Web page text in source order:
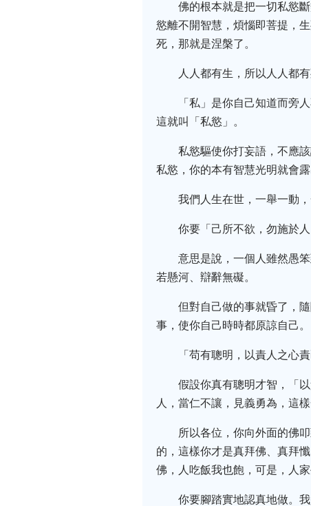
佛的根本就是把一切私慾
慾離不開智慧，煩惱即菩提，
死，那就是涅槃了。
人人都有生，所以人人都
「私」是你自己知道而旁
這就叫「私慾」。
私慾驅使你打妄語，不應
私慾，你的本有智慧光明就會
我們人生在世，一舉一動
你要「己所不欲，勿施於
意思是說，一個人雖然愚
若懸河、辯辭無礙。
但對自己做的事就昏了，
事，使你自己時時都原諒自己。
「苟有聰明，以責人之心
假設你真有聰明才智，「
人，當仁不讓，見義勇為，這
所以各位，你向外面的佛
的，這樣你才是真拜佛、真拜
佛，人吃飯我也飽，可是，人家
你要腳踏實地認真地做。